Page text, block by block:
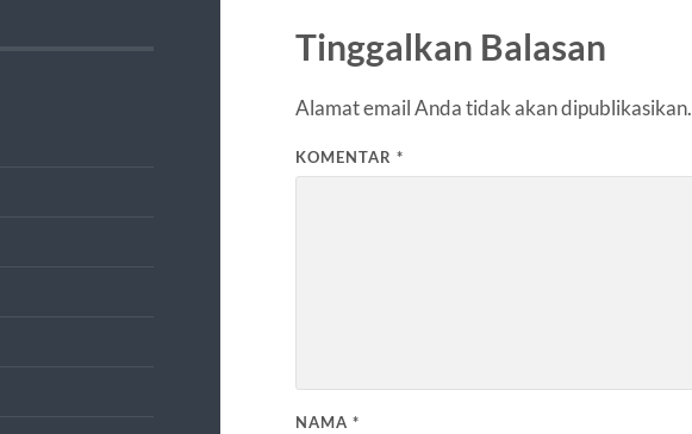
Tinggalkan Balasan
Alamat email Anda tidak akan dipublikasikan.
KOMENTAR *
NAMA *